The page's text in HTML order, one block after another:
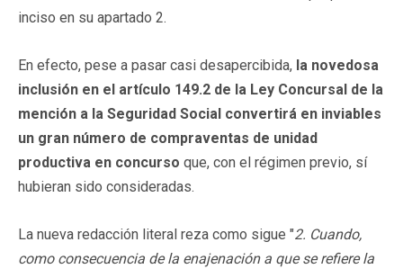
inciso en su apartado 2.
En efecto, pese a pasar casi desapercibida, la novedosa
inclusión en el artículo 149.2 de la Ley Concursal de la
mención a la Seguridad Social convertirá en inviables
un gran número de compraventas de unidad
productiva en concurso que, con el régimen previo, sí
hubieran sido consideradas.
La nueva redacción literal reza como sigue "2. Cuando,
como consecuencia de la enajenación a que se refiere la